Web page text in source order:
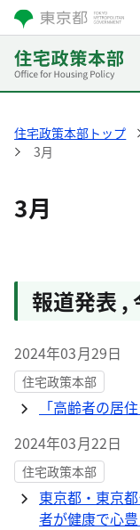
住宅政策本部トップ
3月
3月
報道発表 ,
2024年03月29日
住宅政策本部
「高齢者の居
2024年03月22日
住宅政策本部
東京都・東京
者が健康で心